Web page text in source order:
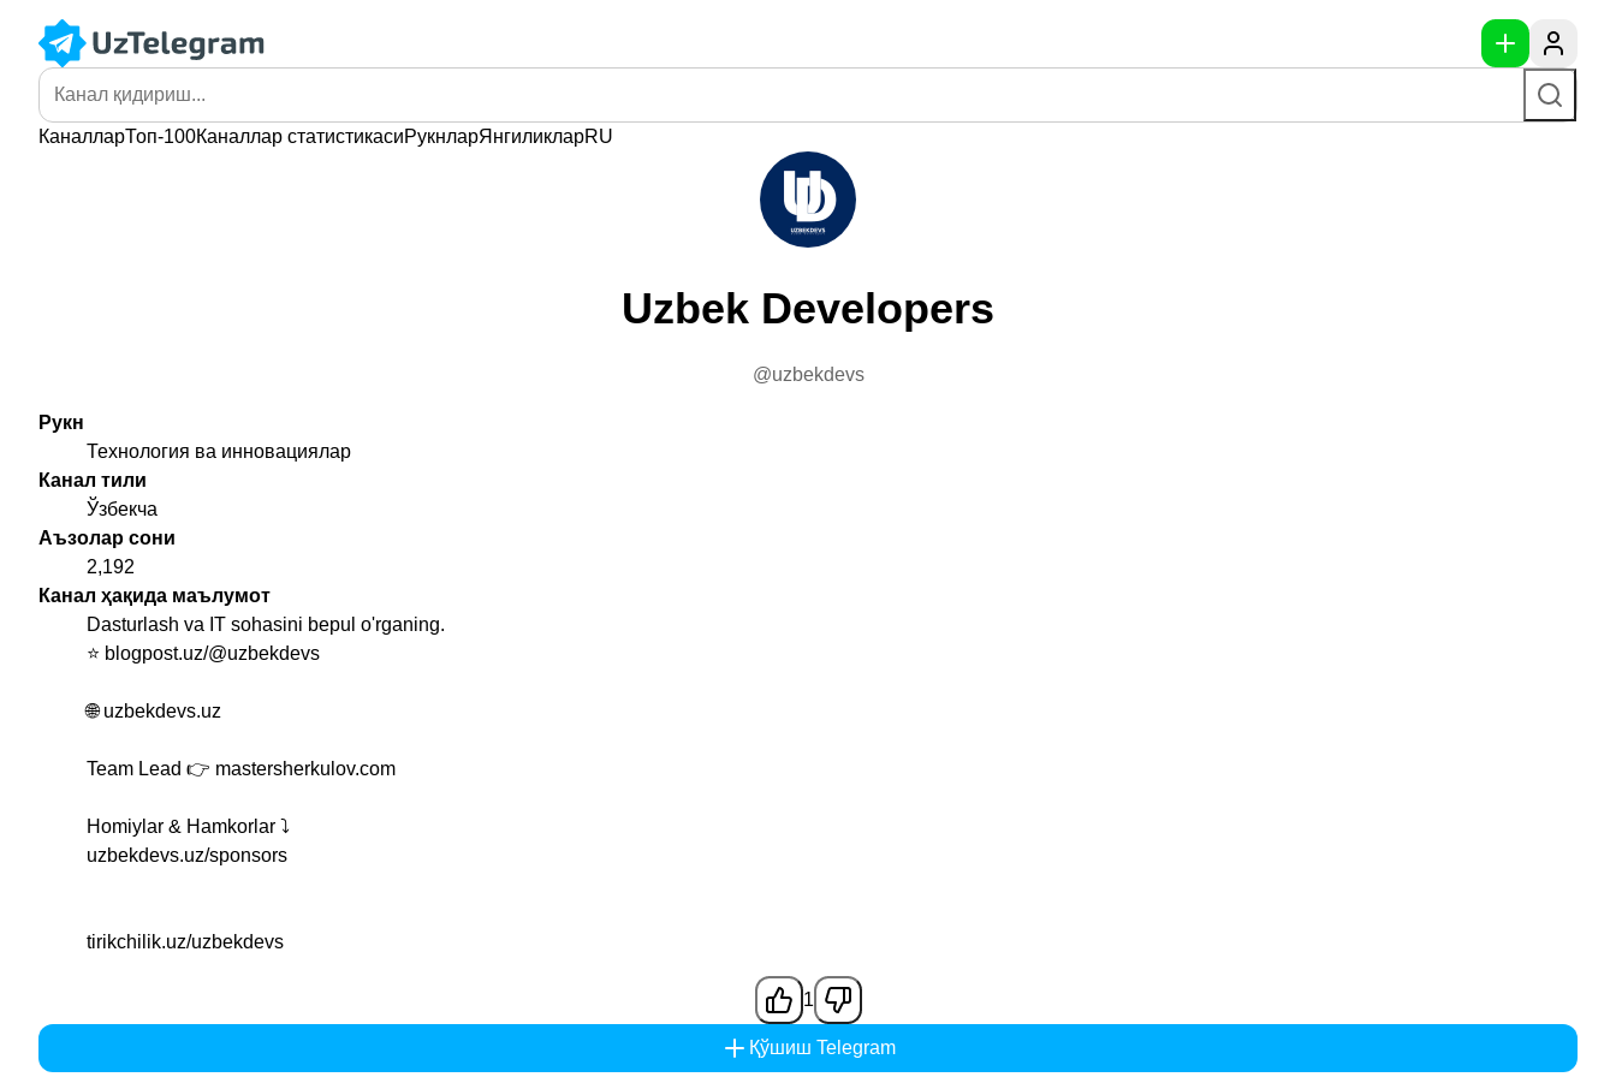
КаналларТоп-100Каналлар статистикасиРукнларЯнгиликларRU
Uzbek Developers
@uzbekdevs
Рукн
Технология ва инновациялар
Канал тили
Ўзбекча
Аъзолар сони
2,192
Канал ҳақида маълумот
Dasturlash va IT sohasini bepul o'rganing.
⭐️ blogpost.uz/@uzbekdevs
🌐 uzbekdevs.uz
Team Lead 👉 mastersherkulov.com
Homiylar & Hamkorlar ⤵️
uzbekdevs.uz/sponsors
tirikchilik.uz/uzbekdevs
1
Қўшиш Telegram